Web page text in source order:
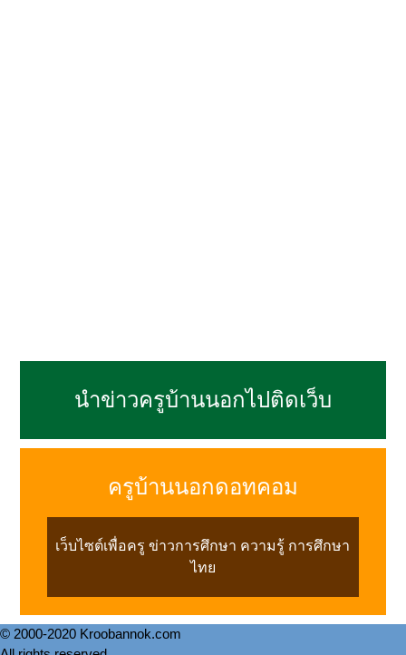
นำข่าวครูบ้านนอกไปติดเว็บ
ครูบ้านนอกดอทคอม
เว็บไซต์เพื่อครู ข่าวการศึกษา ความรู้ การศึกษา
ไทย
© 2000-2020 Kroobannok.com